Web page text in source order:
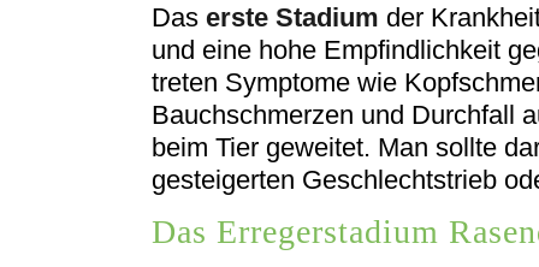
Das erste Stadium der
und eine hohe Empfindlichkeit
treten Symptome wie
Bauchschmerzen und Durchfall
beim Tier geweitet. Man sollte
gesteigerten Geschlechtstrieb
Das Erregerstadium